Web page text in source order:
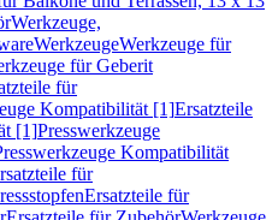
Werkzeuge,
WerkzeugeWerkzeuge für
für Geberit
für
Kompatibilität [1]Ersatzteile
[1]Presswerkzeuge
Kompatibilität
für
Ersatzteile für